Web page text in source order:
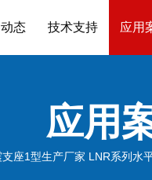
态 技术支持 应用
应用
支座1型生产厂家 LNR系列水